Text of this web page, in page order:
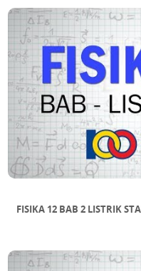
FISIKA 12 BAB 2 LISTRIK